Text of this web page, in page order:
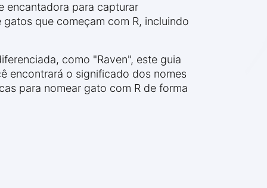
encantadora para capturar
que começam com R, incluindo
como "Raven", este guia
encontrará o significado dos nomes
para nomear gato com R de forma